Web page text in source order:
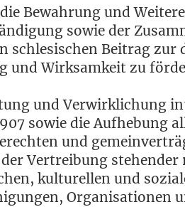
Bewah­rung und
sowie der
schle­si­schen Bei­trag
und Wirk­sam­keit zu
und Ver­wirk­li­chung
sowie die Auf­he­bung
und
Ver­trei­bung
kul­tu­rel­len und
Orga­ni­sa­tio­nen